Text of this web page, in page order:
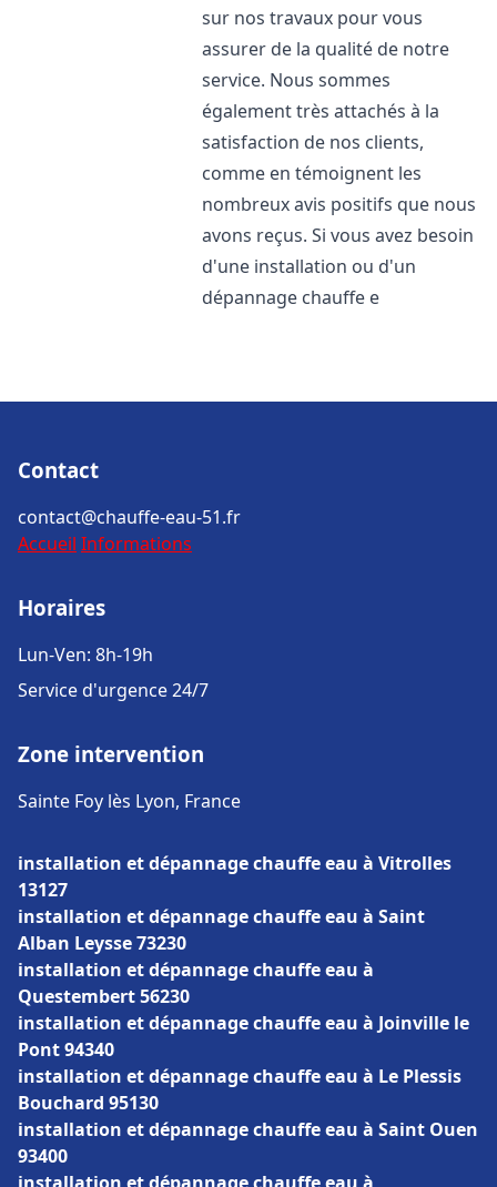
sur nos travaux pour vous
assurer de la qualité de notre
service. Nous sommes
également très attachés à la
satisfaction de nos clients,
comme en témoignent les
nombreux avis positifs que nous
avons reçus. Si vous avez besoin
d'une installation ou d'un
dépannage chauffe e
Contact
contact@chauffe-eau-51.fr
Accueil Informations
Horaires
Lun-Ven: 8h-19h
Service d'urgence 24/7
Zone intervention
Sainte Foy lès Lyon, France
installation et dépannage chauffe eau à Vitrolles
13127
installation et dépannage chauffe eau à Saint
Alban Leysse 73230
installation et dépannage chauffe eau à
Questembert 56230
installation et dépannage chauffe eau à Joinville le
Pont 94340
installation et dépannage chauffe eau à Le Plessis
Bouchard 95130
installation et dépannage chauffe eau à Saint Ouen
93400